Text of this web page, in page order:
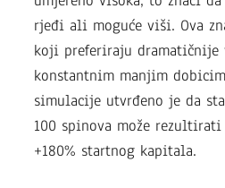
rjeđi ali moguće viši. Ova
koji preferiraju dramatičnije
konstantnim manjim
simulacije utvrđeno je da
100 spinova može
+180% startnog kapitala.